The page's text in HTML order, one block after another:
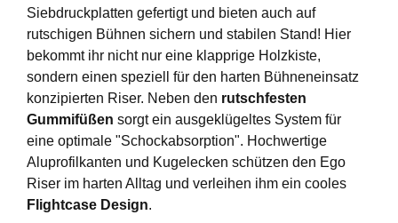
Siebdruckplatten gefertigt und bieten auch auf
rutschigen Bühnen sichern und stabilen Stand! Hier
bekommt ihr nicht nur eine klapprige Holzkiste,
sondern einen speziell für den harten Bühneneinsatz
konzipierten Riser. Neben den rutschfesten
Gummifüßen sorgt ein ausgeklügeltes System für
eine optimale "Schockabsorption". Hochwertige
Aluprofilkanten und Kugelecken schützen den Ego
Riser im harten Alltag und verleihen ihm ein cooles
Flightcase Design.